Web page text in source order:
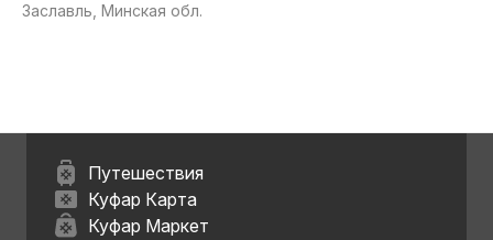
Заславль, Минская обл.
Путешествия
Куфар Карта
Куфар Маркет